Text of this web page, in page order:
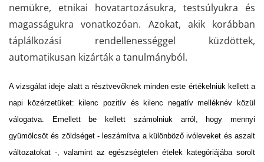
nemükre, etnikai hovatartozásukra, testsúlyukra és
magasságukra vonatkozóan. Azokat, akik korábban
táplálkozási rendellenességgel küzdöttek,
automatikusan kizárták a tanulmányból.
A vizsgálat ideje alatt a résztvevőknek minden este értékelniük kellett a
napi közérzetüket: kilenc pozitív és kilenc negatív melléknév közül
válogatva. Emellett be kellett számolniuk arról, hogy mennyi
gyümölcsöt és zöldséget - leszámítva a különböző ivóleveket és aszalt
változatokat -, valamint az egészségtelen ételek kategóriájába sorolt